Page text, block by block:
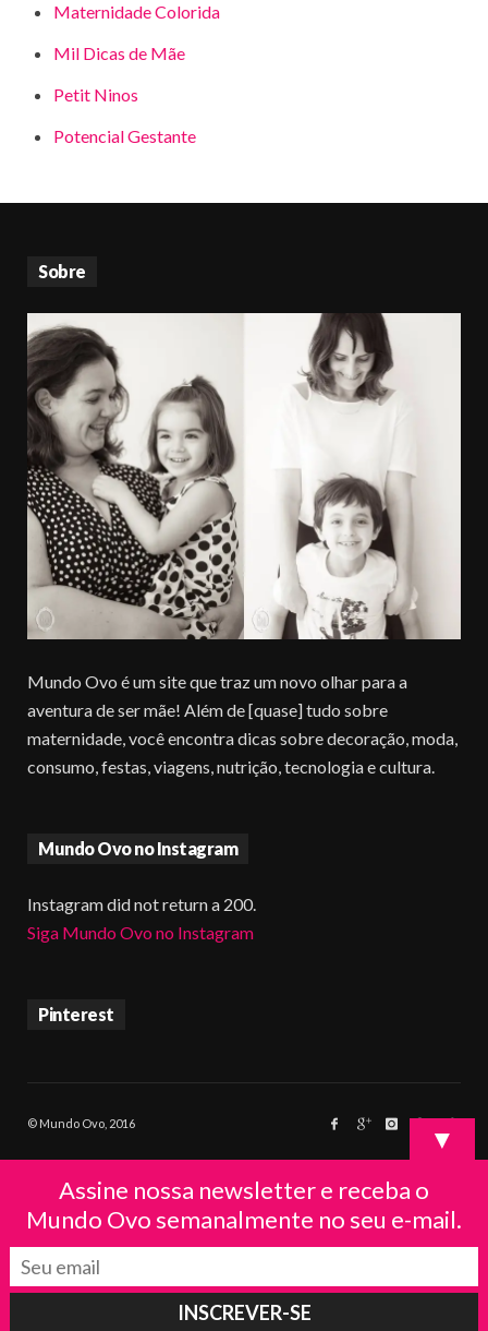
Maternidade Colorida
Mil Dicas de Mãe
Petit Ninos
Potencial Gestante
Sobre
Mundo Ovo é um site que traz um novo olhar para a
aventura de ser mãe! Além de [quase] tudo sobre
maternidade, você encontra dicas sobre decoração, moda,
consumo, festas, viagens, nutrição, tecnologia e cultura.
Mundo Ovo no Instagram
Instagram did not return a 200.
Siga Mundo Ovo no Instagram
Pinterest
© Mundo Ovo, 2016 ▼
Assine nossa newsletter e receba o
Mundo Ovo semanalmente no seu e-mail.